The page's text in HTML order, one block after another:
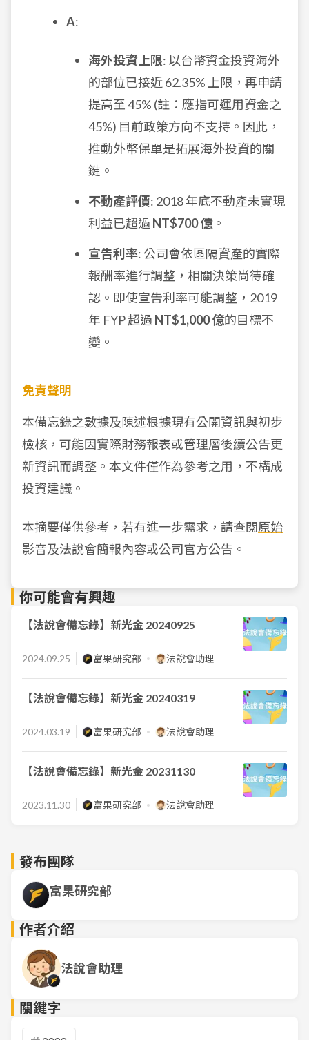
A:
海外投資上限: 以台幣資金投資海外
的部位已接近 62.35% 上限，再申請
提高至 45% (註：應指可運用資金之
45%) 目前政策方向不支持。因此，
推動外幣保單是拓展海外投資的關
鍵。
不動產評價: 2018 年底不動產未實現
利益已超過 NT$700 億。
宣告利率: 公司會依區隔資產的實際
報酬率進行調整，相關決策尚待確
認。即使宣告利率可能調整，2019
年 FYP 超過 NT$1,000 億的目標不
變。
免責聲明
本備忘錄之數據及陳述根據現有公開資訊與初步
檢核，可能因實際財務報表或管理層後續公告更
新資訊而調整。本文件僅作為參考之用，不構成
投資建議。
本摘要僅供參考，若有進一步需求，請查閱原始
影音及法說會簡報內容或公司官方公告。
你可能會有興趣
【法說會備忘錄】新光金 20240925
2024.09.25 富果研究部 法說會助理
【法說會備忘錄】新光金 20240319
2024.03.19 富果研究部 法說會助理
【法說會備忘錄】新光金 20231130
2023.11.30 富果研究部 法說會助理
發布團隊
富果研究部
作者介紹
法說會助理
關鍵字